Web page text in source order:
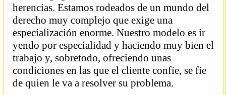
herencias. Estamos rodeados de un mundo del
derecho muy complejo que exige una
especialización enorme. Nuestro modelo es ir
yendo por especialidad y haciendo muy bien el
trabajo y, sobretodo, ofreciendo unas
condiciones en las que el cliente confíe, se fíe
de quien le va a resolver su problema.